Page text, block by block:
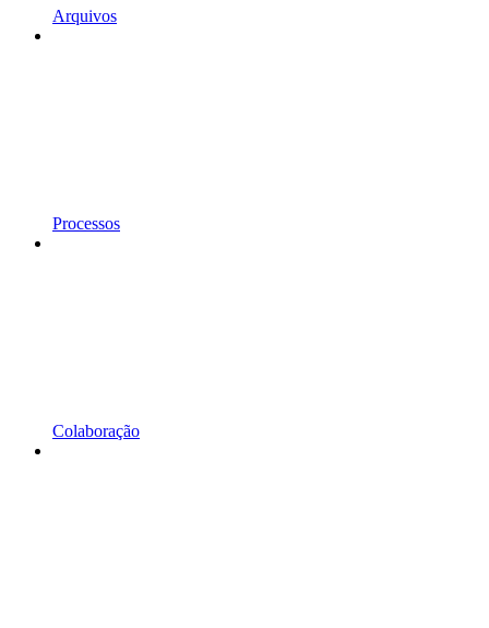
Arquivos
Processos
Colaboração